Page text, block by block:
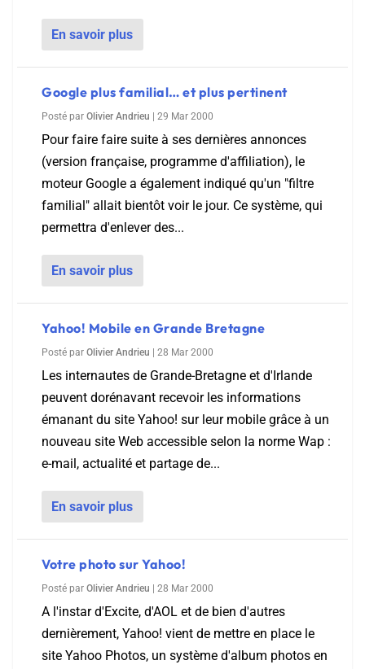
En savoir plus
Google plus familial… et plus pertinent
Posté par Olivier Andrieu 29 Mar 2000
Pour faire faire suite à ses dernières annonces
(version française, programme d'affiliation), le
moteur Google a également indiqué qu'un "filtre
familial" allait bientôt voir le jour. Ce système, qui
permettra d'enlever des...
En savoir plus
Yahoo! Mobile en Grande Bretagne
Posté par Olivier Andrieu 28 Mar 2000
Les internautes de Grande-Bretagne et d'Irlande
peuvent dorénavant recevoir les informations
émanant du site Yahoo! sur leur mobile grâce à un
nouveau site Web accessible selon la norme Wap :
e-mail, actualité et partage de...
En savoir plus
Votre photo sur Yahoo!
Posté par Olivier Andrieu 28 Mar 2000
A l'instar d'Excite, d'AOL et de bien d'autres
dernièrement, Yahoo! vient de mettre en place le
site Yahoo Photos, un système d'album photos en